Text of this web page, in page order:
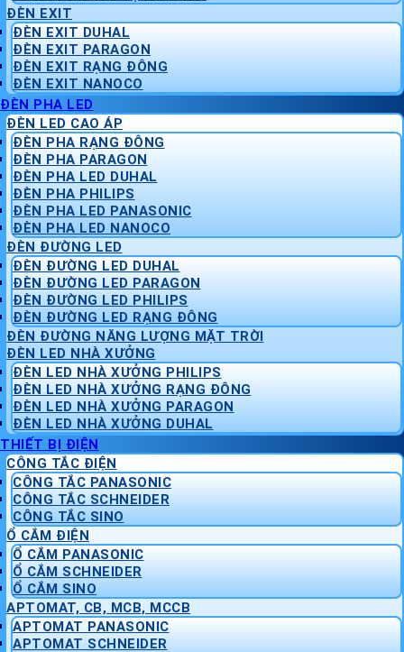
ĐÈN EXIT
ĐÈN EXIT DUHAL
ĐÈN EXIT PARAGON
ĐÈN EXIT RẠNG ĐÔNG
ĐÈN EXIT NANOCO
ĐÈN PHA LED
ĐÈN LED CAO ÁP
ĐÈN PHA RẠNG ĐÔNG
ĐÈN PHA PARAGON
ĐÈN PHA LED DUHAL
ĐÈN PHA PHILIPS
ĐÈN PHA LED PANASONIC
ĐÈN PHA LED NANOCO
ĐÈN ĐƯỜNG LED
ĐÈN ĐƯỜNG LED DUHAL
ĐÈN ĐƯỜNG LED PARAGON
ĐÈN ĐƯỜNG LED PHILIPS
ĐÈN ĐƯỜNG LED RẠNG ĐÔNG
ĐÈN ĐƯỜNG NĂNG LƯỢNG MẶT TRỜI
ĐÈN LED NHÀ XƯỞNG
ĐÈN LED NHÀ XƯỞNG PHILIPS
ĐÈN LED NHÀ XƯỞNG RẠNG ĐÔNG
ĐÈN LED NHÀ XƯỞNG PARAGON
ĐÈN LED NHÀ XƯỞNG DUHAL
THIẾT BỊ ĐIỆN
CÔNG TẮC ĐIỆN
CÔNG TẮC PANASONIC
CÔNG TẮC SCHNEIDER
CÔNG TẮC SINO
Ổ CẮM ĐIỆN
Ổ CẮM PANASONIC
Ổ CẮM SCHNEIDER
Ổ CẮM SINO
APTOMAT, CB, MCB, MCCB
APTOMAT PANASONIC
APTOMAT SCHNEIDER